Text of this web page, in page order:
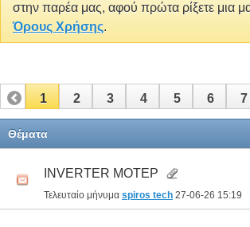
στην παρέα μας, αφού πρώτα ρίξετε μια
Όρους Χρήσης.
1 2 3 4 5 6 7
Θέματα
INVERTER ΜΟΤΕΡ
Τελευταίο μήνυμα spiros tech 27-06-26 15:19